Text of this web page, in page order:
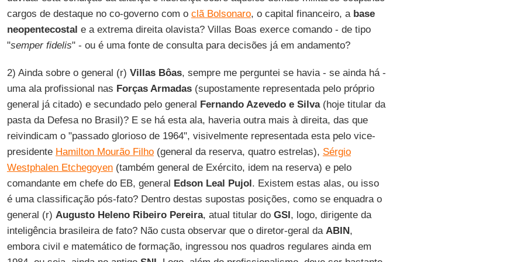
cargos de destaque no co-governo com o clã Bolsonaro, o capital financeiro, a base
neopentecostal e a extrema direita olavista? Villas Boas exerce comando - de tipo
"semper fidelis" - ou é uma fonte de consulta para decisões já em andamento?
2) Ainda sobre o general (r) Villas Bôas, sempre me perguntei se havia - se ainda há -
uma ala profissional nas Forças Armadas(supostamente representada pelo próprio
general já citado) e secundado pelo general Fernando Azevedo e Silva(hoje titular da
pasta da Defesa no Brasil)? E se há esta ala, haveria outra mais à direita, das que
reivindicam o "passado glorioso de 1964", visivelmente representada esta pelo vice-
presidente Hamilton Mourão Filho(general da reserva, quatro estrelas), Sérgio
Westphalen Etchegoyen(também general de Exército, idem na reserva) e pelo
comandante em chefe do EB, general Edson Leal Pujol. Existem estas alas, ou isso
é uma classificação pós-fato? Dentro destas supostas posições, como se enquadra o
general (r) Augusto Heleno Ribeiro Pereira, atual titular do GSI, logo, dirigente da
inteligência brasileira de fato? Não custa observar que o diretor-geral da ABIN,
embora civil e matemático de formação, ingressou nos quadros regulares ainda em